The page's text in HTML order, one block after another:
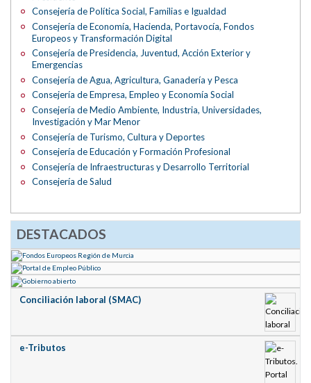
Consejería de Política Social, Familias e Igualdad
Consejería de Economía, Hacienda, Portavocía, Fondos
Europeos y Transformación Digital
Consejería de Presidencia, Juventud, Acción Exterior y
Emergencias
Consejería de Agua, Agricultura, Ganadería y Pesca
Consejería de Empresa, Empleo y Economía Social
Consejería de Medio Ambiente, Industria, Universidades,
Investigación y Mar Menor
Consejería de Turismo, Cultura y Deportes
Consejería de Educación y Formación Profesional
Consejería de Infraestructuras y Desarrollo Territorial
Consejería de Salud
DESTACADOS
Conciliación laboral (SMAC)
e-Tributos